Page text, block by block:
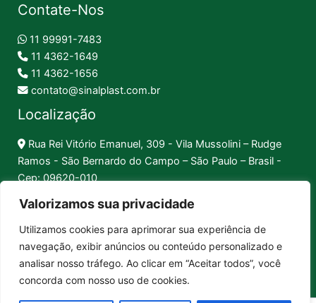
Valorizamos sua privacidade
Utilizamos cookies para aprimorar sua experiência de
navegação, exibir anúncios ou conteúdo personalizado e
analisar nosso tráfego. Ao clicar em “Aceitar todos”, você
concorda com nosso uso de cookies.
Contate-Nos
11 99991-7483
11 4362-1649
11 4362-1656
contato@sinalplast.com.br
Localização
Rua Rei Vitório Emanuel, 309 - Vila Mussolini – Rudge
Ramos - São Bernardo do Campo – São Paulo – Brasil -
Cep: 09620-010
Pix │ Boleto │ Cartão